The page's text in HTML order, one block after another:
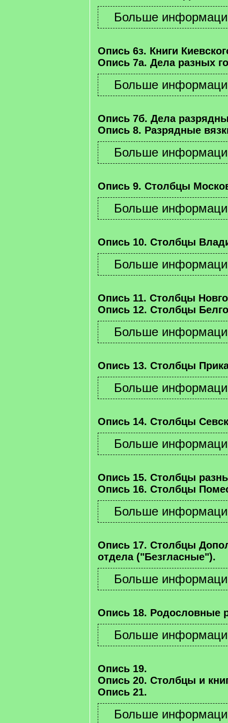
Опись 6з. Книги
Опись 7а. Дела разных
Опись 7б. Дела
Опись 8. Разрядные
Опись 9. Столбцы
Опись 10. Столбцы
Опись 11. Столбцы
Опись 12. Столбцы
Опись 13. Столбцы
Опись 14. Столбцы
Опись 15. Столбцы
Опись 16. Столбцы
Опись 17. Столбцы
отдела ("Безгласные").
Опись 18. Родословные
Опись 19.
Опись 20. Столбцы и
Опись 21.